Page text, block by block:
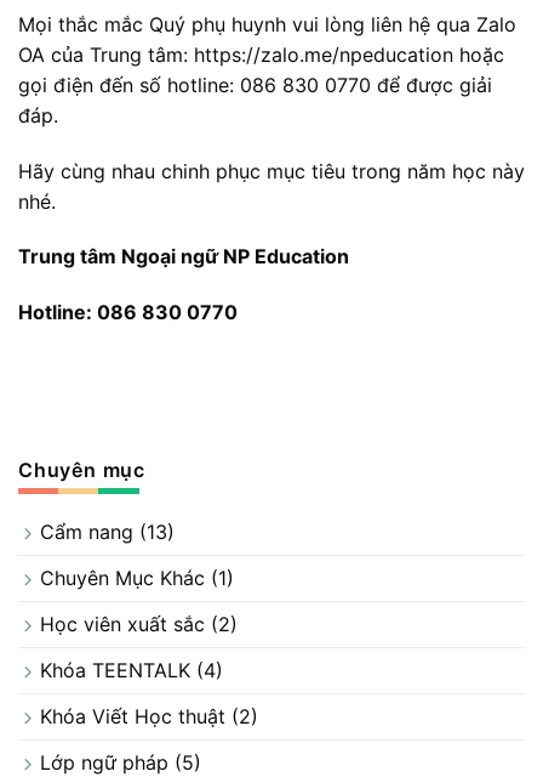
Mọi thắc mắc Quý phụ huynh vui lòng liên hệ qua Zalo
OA của Trung tâm: https://zalo.me/npeducation hoặc
gọi điện đến số hotline: 086 830 0770 để được giải
đáp.
Hãy cùng nhau chinh phục mục tiêu trong năm học này
nhé.
Trung tâm Ngoại ngữ NP Education
Hotline: 086 830 0770
Chuyên mục
Cẩm nang (13)
Chuyên Mục Khác (1)
Học viên xuất sắc (2)
Khóa TEENTALK (4)
Khóa Viết Học thuật (2)
Lớp ngữ pháp (5)